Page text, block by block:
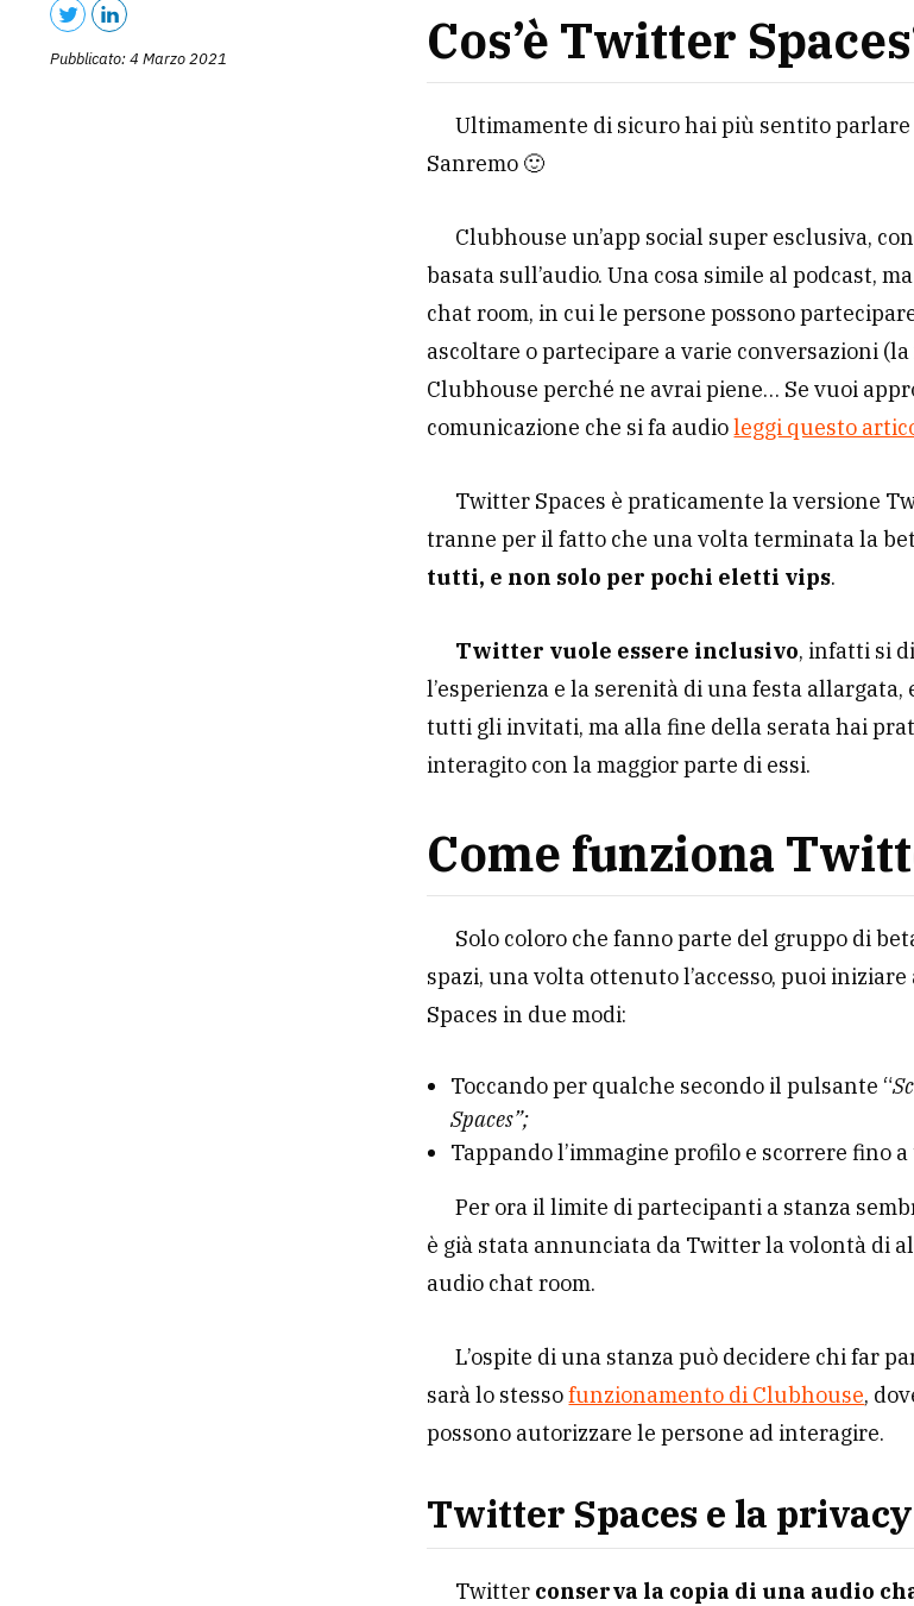
Pubblicato: 4 Marzo 2021 Cos’è Twitter
Ultimamente di sicuro hai più sentito
Sanremo 🙂
Clubhouse un’app social super esclusiva,
basata sull’audio. Una cosa simile al podcast,
chat room, in cui le persone possono
ascoltare o partecipare a varie conversazioni
Clubhouse perché ne avrai piene… Se vuoi
comunicazione che si fa audioleggi questo
Twitter Spaces è praticamente la versione
tranne per il fatto che una volta terminata la
tutti, e non solo per pochi eletti vips.
Twitter vuole essere inclusivo, infatti si
l’esperienza e la serenità di una festa
tutti gli invitati, ma alla fine della serata hai
interagito con la maggior parte di essi.
Come funziona
Solo coloro che fanno parte del gruppo di
spazi, una volta ottenuto l’accesso, puoi
Spaces in due modi:
Toccando per qualche secondo il pulsante “
Spaces”;
Tappando l’immagine profilo e scorrere fino a
Per ora il limite di partecipanti a stanza
è già stata annunciata da Twitter la volontà di
audio chat room.
L’ospite di una stanza può decidere chi far
sarà lo stessofunzionamento di Clubhouse,
possono autorizzare le persone ad interagire.
Twitter Spaces e la privacy
Twitter conserva la copia di una audio